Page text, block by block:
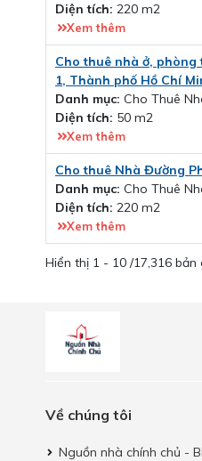
Diện tích: 220 m2
Xem thêm
Cho thuê nhà ở, phòng
1, Thành phố Hồ Chí
Danh mục: Cho Thuê
Diện tích: 50 m2
Xem thêm
Cho thuê Nhà Đường
Danh mục: Cho Thuê
Diện tích: 220 m2
Xem thêm
Hiển thị 1 - 10 /17,316 bản
Về chúng tôi
Nguồn nhà chính chủ -